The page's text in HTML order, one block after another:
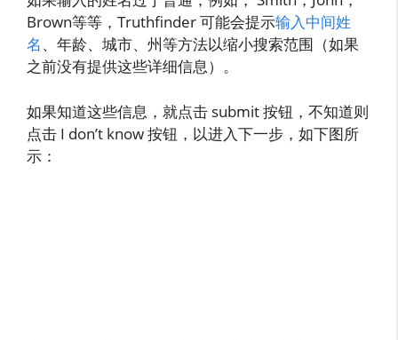
Brown等等，Truthfinder 可能会提示输入中间姓
名、年龄、城市、州等方法以缩小搜索范围（如果
之前没有提供这些详细信息）。
如果知道这些信息，就点击 submit 按钮，不知道则
点击 I don’t know 按钮，以进入下一步，如下图所
示：